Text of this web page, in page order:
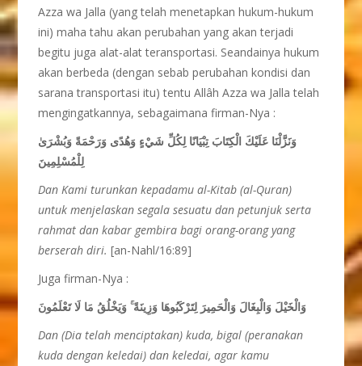
Azza wa Jalla (yang telah menetapkan hukum-hukum
ini) maha tahu akan perubahan yang akan terjadi
begitu juga alat-alat teransportasi. Seandainya hukum
akan berbeda (dengan sebab perubahan kondisi dan
sarana transportasi itu) tentu Allâh Azza wa Jalla telah
mengingatkannya, sebagaimana firman-Nya :
وَنَزَّلْنَا عَلَيْكَ الْكِتَابَ تِبْيَانًا لِكُلِّ شَيْءٍ وَهُدًى وَرَحْمَةً وَبُشْرَىٰ
لِلْمُسْلِمِينَ
Dan Kami turunkan kepadamu al-Kitab (al-Quran)
untuk menjelaskan segala sesuatu dan petunjuk serta
rahmat dan kabar gembira bagi orang-orang yang
berserah diri. [an-Nahl/16:89]
Juga firman-Nya :
وَالْخَيْلَ وَالْبِغَالَ وَالْحَمِيرَ لِتَرْكَبُوهَا وَزِينَةً ۚ وَيَخْلُقُ مَا لَا تَعْلَمُونَ
Dan (Dia telah menciptakan) kuda, bigal (peranakan
kuda dengan keledai) dan keledai, agar kamu